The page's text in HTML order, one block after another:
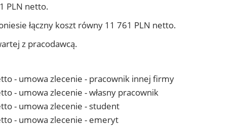
PLN netto.
łączny koszt równy 11 761 PLN netto.
z pracodawcą.
- umowa zlecenie - pracownik innej firmy
- umowa zlecenie - własny pracownik
- umowa zlecenie - student
- umowa zlecenie - emeryt